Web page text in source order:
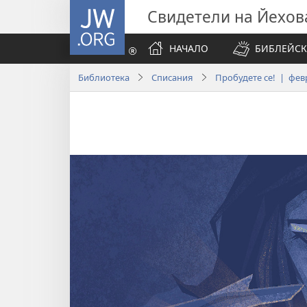
JW.ORG Свидетели на
НАЧАЛО
Библиотека Списания Пробудете се! |